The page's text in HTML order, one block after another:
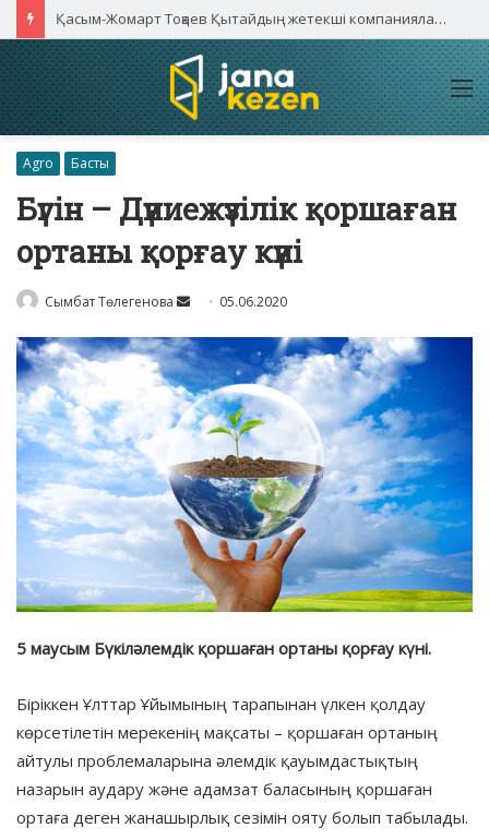
Қасым-Жомарт Тоқаев Қытайдың жетекші компаниялары басшыларымен кездесті
Agro Басты
Бүгін – Дүниежүзілік қоршаған
ортаны қорғау күні
Сымбат Төлегенова
Send
email
05.06.2020
5 маусым Бүкіләлемдік қоршаған ортаны қорғау күні.
Біріккен Ұлттар Ұйымының тарапынан үлкен қолдау
көрсетілетін мерекенің мақсаты – қоршаған ортаның
айтулы проблемаларына әлемдік қауымдастықтың
назарын аудару және адамзат баласының қоршаған
ортаға деген жанашырлық сезімін ояту болып табылады.